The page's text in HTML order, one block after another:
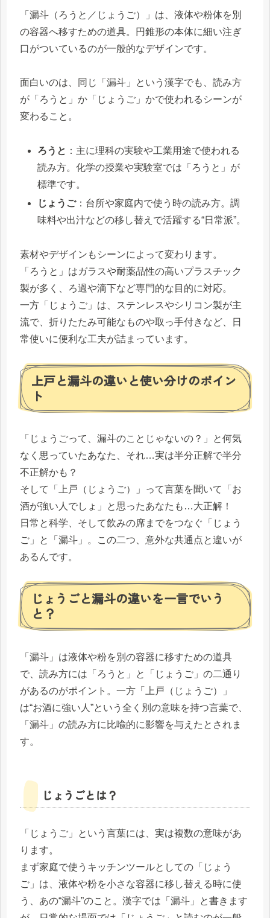
「漏斗（ろうと／じょうご）」は、液体や粉体を別
の容器へ移すための道具。円錐形の本体に細い注ぎ
口がついているのが一般的なデザインです。
面白いのは、同じ「漏斗」という漢字でも、読み方
が「ろうと」か「じょうご」かで使われるシーンが
変わること。
ろうと ：主に理科の実験や工業用途で使われる
読み方。化学の授業や実験室では「ろうと」が
標準です。
じょうご：台所や家庭内で使う時の読み方。調
味料や出汁などの移し替えで活躍する“日常派”。
素材やデザインもシーンによって変わります。
「ろうと」はガラスや耐薬品性の高いプラスチック
製が多く、ろ過や滴下など専門的な目的に対応。
一方「じょうご」は、ステンレスやシリコン製が主
流で、折りたたみ可能なものや取っ手付きなど、日
常使いに便利な工夫が詰まっています。
上戸と漏斗の違いと使い分けのポイン
ト
「じょうごって、漏斗のことじゃないの？」と何気
なく思っていたあなた、それ…実は半分正解で半分
不正解かも？
そして「上戸（じょうご）」って言葉を聞いて「お
酒が強い人でしょ」と思ったあなたも…大正解！
日常と科学、そして飲みの席までをつなぐ「じょう
ご」と「漏斗」。この二つ、意外な共通点と違いが
あるんです。
じょうごと漏斗の違いを一言でいう
と？
「漏斗」は液体や粉を別の容器に移すための道具
で、読み方には「ろうと」と「じょうご」の二通り
があるのがポイント。一方「上戸（じょうご）」
は“お酒に強い人”という全く別の意味を持つ言葉で、
「漏斗」の読み方に比喩的に影響を与えたとされま
す。
じょうごとは？
「じょうご」という言葉には、実は複数の意味があ
ります。
まず家庭で使うキッチンツールとしての「じょう
ご」は、液体や粉を小さな容器に移し替える時に使
う、あの“漏斗”のこと。漢字では「漏斗」と書きます